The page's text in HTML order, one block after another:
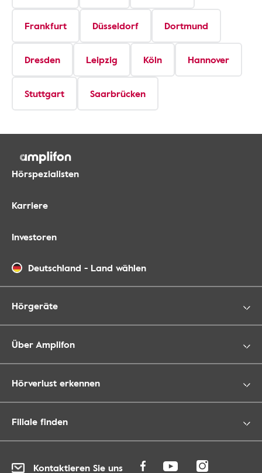
Frankfurt Düsseldorf Dortmund
Dresden Leipzig Köln Hannover
Stuttgart Saarbrücken
Hörspezialisten
Karriere
Investoren
Deutschland - Land wählen
Hörgeräte
Über Amplifon
Hörverlust erkennen
Filiale finden
Kontaktieren Sie uns